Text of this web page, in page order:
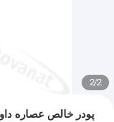
2
/
2
پودر خالص عصاره